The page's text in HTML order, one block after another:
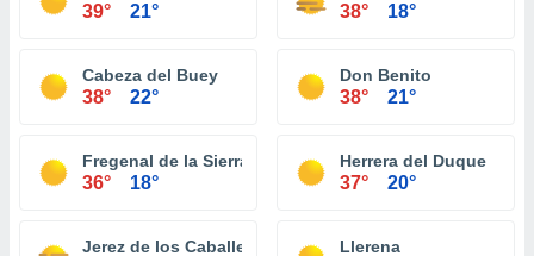
39° 21° 38° 18°
Cabeza del Buey
38° 22°
Don Benito
38° 21°
Fregenal de la Sierra
36° 18°
Herrera del Duque
37° 20°
Jerez de los Caballeros Llerena